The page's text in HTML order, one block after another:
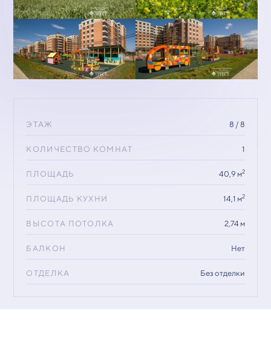
ЭТАЖ 8 / 8
КОЛИЧЕСТВО КОМНАТ 1
ПЛОЩАДЬ 40,9 м2
ПЛОЩАДЬ КУХНИ 14,1 м2
ВЫСОТА ПОТОЛКА 2,74 м
БАЛКОН Нет
ОТДЕЛКА Без отделки